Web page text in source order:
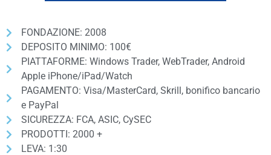
FONDAZIONE: 2008
DEPOSITO MINIMO: 100€
PIATTAFORME: Windows Trader, WebTrader, Android
Apple iPhone/iPad/Watch
PAGAMENTO: Visa/MasterCard, Skrill, bonifico bancario
e PayPal
SICUREZZA: FCA, ASIC, CySEC
PRODOTTI: 2000 +
LEVA: 1:30